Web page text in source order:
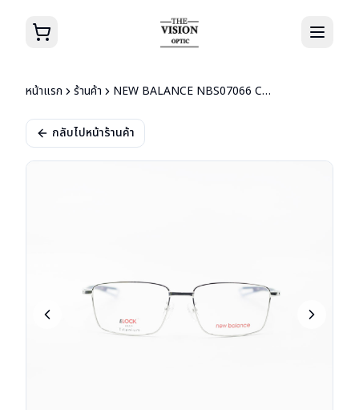
หน้าแรก ร้านค้า NEW BALANCE NBS07066 C03
กลับไปหน้าร้านค้า